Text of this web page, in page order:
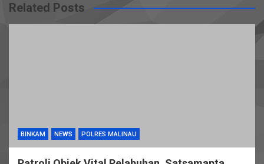
Related Posts
BINKAM NEWS POLRES MALINAU